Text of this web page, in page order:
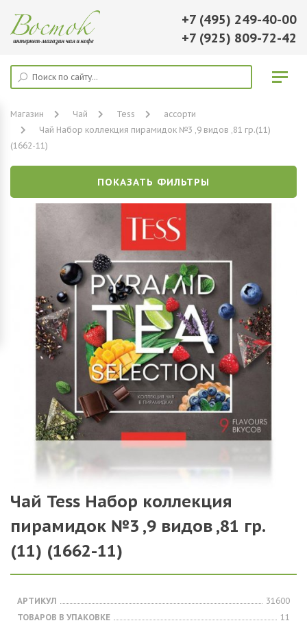
+7 (495) 249-40-00
+7 (925) 809-72-42
Магазин Чай Tess
ассорти
Чай Набор коллекция пирамидок №3 ,9 видов ,81 гр.(11)
(1662-11)
ПОКАЗАТЬ ФИЛЬТРЫ
Чай Tess Набор коллекция
пирамидок №3 ,9 видов ,81 гр.
(11) (1662-11)
АРТИКУЛ
31600
ТОВАРОВ В УПАКОВКЕ
11